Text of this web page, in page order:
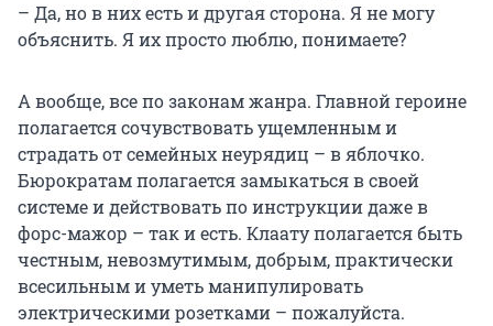
– Да, но в них есть и другая сторона. Я не могу
объяснить. Я их просто люблю, понимаете?
А вообще, все по законам жанра. Главной героине
полагается сочувствовать ущемленным и
страдать от семейных неурядиц – в яблочко.
Бюрократам полагается замыкаться в своей
системе и действовать по инструкции даже в
форс-мажор – так и есть. Клаату полагается быть
честным, невозмутимым, добрым, практически
всесильным и уметь манипулировать
электрическими розетками – пожалуйста.